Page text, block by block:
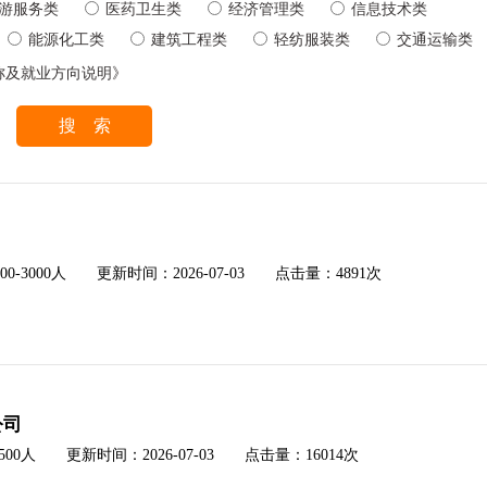
服务类 医药卫生类 经济管理类
信息技术类
能源化工类
建筑工程类 轻纺服装类 交通运输类
就业方向说明》
3000人 更新时间：2026-07-03 点击量：4891次
人 更新时间：2026-07-03 点击量：16014次